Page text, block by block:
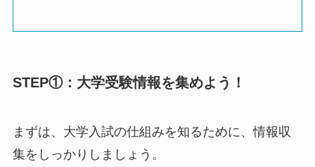
STEP①：大学受験情報を集めよう！
まずは、大学入試の仕組みを知るために、情報収
集をしっかりしましょう。